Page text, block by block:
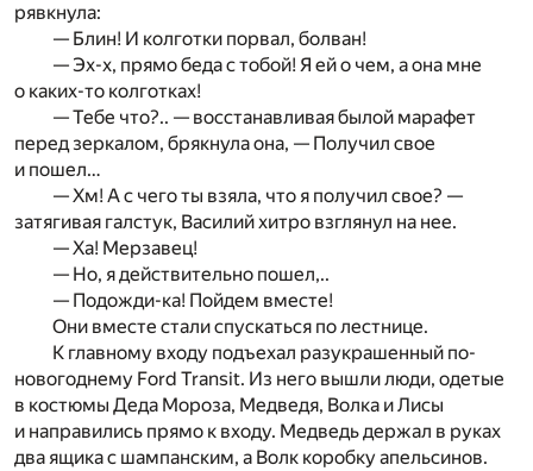
рявкнула:
— Блин! И колготки порвал, болван!
— Эх-х, прямо беда с тобой! Я ей о чем, а она мне
о каких-то колготках!
— Тебе что?.. — восстанавливая былой марафет
перед зеркалом, брякнула она, — Получил свое
и пошел…
— Хм! А с чего ты взяла, что я получил свое? —
затягивая галстук, Василий хитро взглянул на нее.
— Ха! Мерзавец!
— Но, я действительно пошел,..
— Подожди-ка! Пойдем вместе!
Они вместе стали спускаться по лестнице.
К главному входу подъехал разукрашенный по-
новогоднему Ford Transit. Из него вышли люди, одетые
в костюмы Деда Мороза, Медведя, Волка и Лисы
и направились прямо к входу. Медведь держал в руках
два ящика с шампанским, а Волк коробку апельсинов.